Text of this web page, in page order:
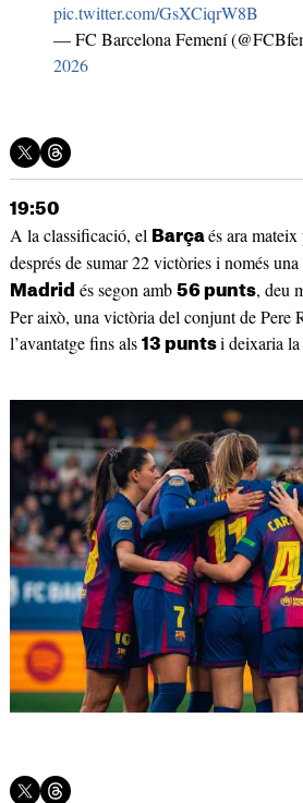
pic.twitter.com/GsXCiqrW8B
— FC Barcelona Femení
2026
19:50
A la classificació, el Barçaés ara
després de sumar 22 victòries i només
Madrid és segon amb 56 punts, deu
Per això, una victòria del conjunt de Pere
l’avantatge fins als 13 puntsi deixaria